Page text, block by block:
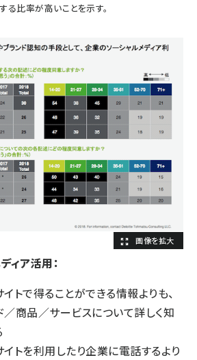
る比率が高いことを示す。
ィア活用：
トで得ることができる情報よりも、
／商品／サービスについて詳しく知
トを利用したり企業に電話するより